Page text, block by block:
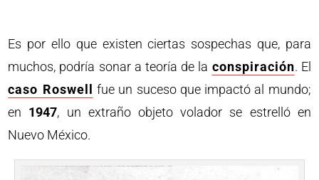
Es por ello que existen ciertas sospechas que, para
muchos, podría sonar a teoría de la conspiración. El
caso Roswell
fue un suceso que impactó al mundo;
en 1947, un extraño objeto volador se estrelló en
Nuevo México.